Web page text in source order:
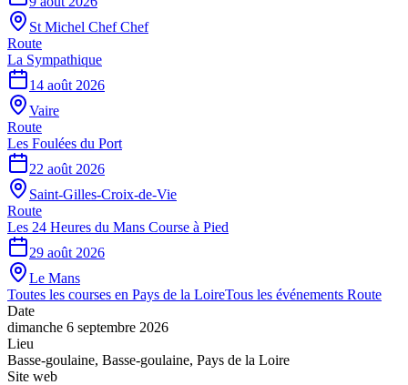
St Michel Chef Chef
Route
La Sympathique
14 août 2026
Vaire
Route
Les Foulées du Port
22 août 2026
Saint-Gilles-Croix-de-Vie
Route
Les 24 Heures du Mans Course à Pied
29 août 2026
Le Mans
Toutes les courses en Pays de la LoireTous les événements Route
Date
dimanche 6 septembre 2026
Lieu
Basse-goulaine, Basse-goulaine, Pays de la Loire
Site web